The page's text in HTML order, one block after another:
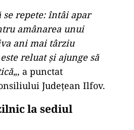
se repete: întâi apar
amânarea unui
ani mai târziu
reluat și ajunge să
„, a punctat
Județean Ilfov.
la sediul